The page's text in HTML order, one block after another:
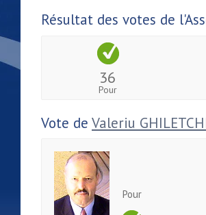
Résultat des votes de
36
Pour
Vote de Valeriu
Pour